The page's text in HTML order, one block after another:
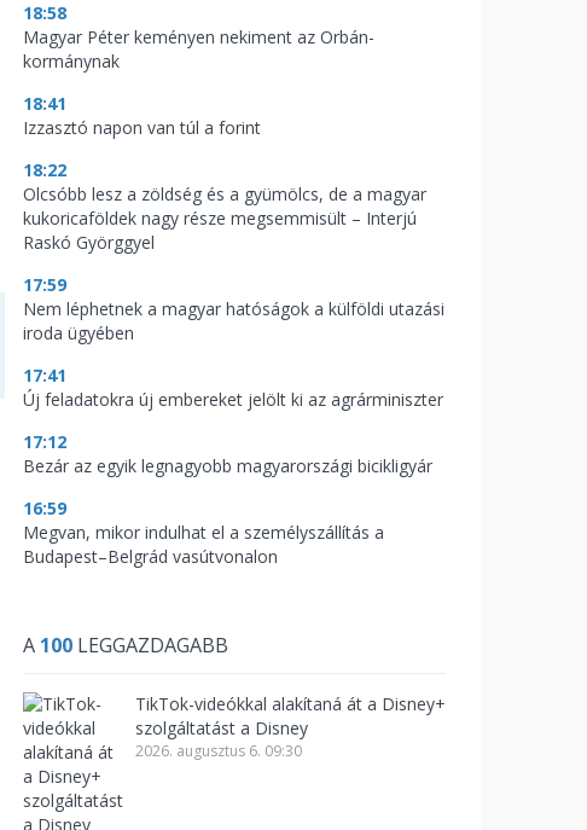
18:58
Magyar Péter keményen nekiment az Orbán-
kormánynak
18:41
Izzasztó napon van túl a forint
18:22
Olcsóbb lesz a zöldség és a gyümölcs, de a magyar
kukoricaföldek nagy része megsemmisült – Interjú
Raskó Györggyel
17:59
Nem léphetnek a magyar hatóságok a külföldi utazási
iroda ügyében
17:41
Új feladatokra új embereket jelölt ki az agrárminiszter
17:12
Bezár az egyik legnagyobb magyarországi bicikligyár
16:59
Megvan, mikor indulhat el a személyszállítás a
Budapest–Belgrád vasútvonalon
A 100 LEGGAZDAGABB
TikTok-videókkal alakítaná át a Disney+
szolgáltatást a Disney
2026. augusztus 6. 09:30